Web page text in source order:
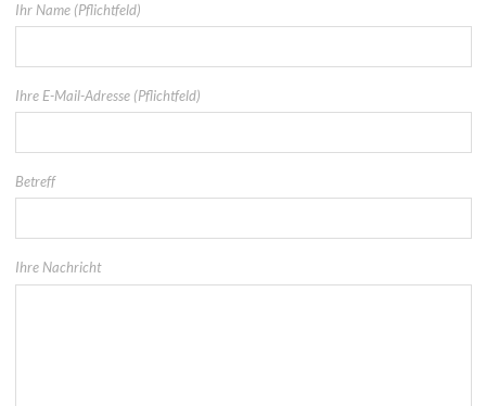
Ihr Name (Pflichtfeld)
Ihre E-Mail-Adresse (Pflichtfeld)
Betreff
Ihre Nachricht